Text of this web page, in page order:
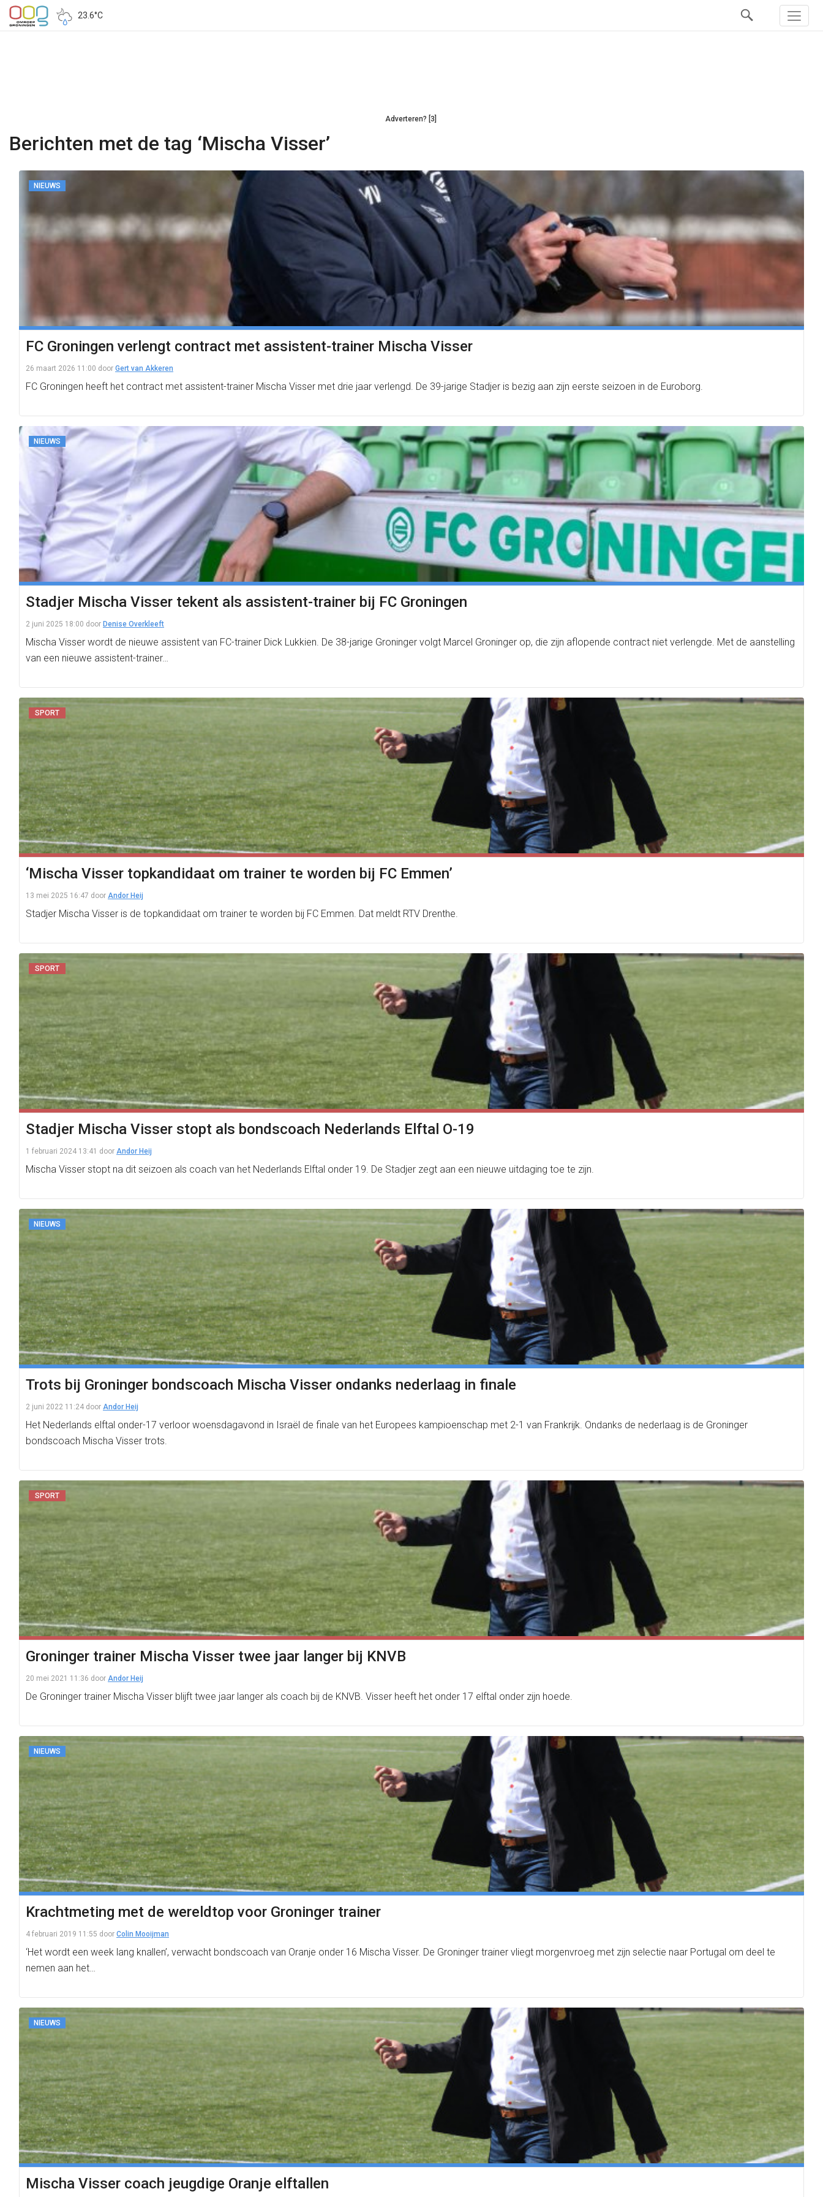
23.6°C
Adverteren? [3]
Berichten met de tag ‘Mischa Visser’
NIEUWS
FC Groningen verlengt contract met assistent-trainer Mischa Visser
26 maart 2026 11:00 door Gert van Akkeren
FC Groningen heeft het contract met assistent-trainer Mischa Visser met drie jaar verlengd. De 39-jarige Stadjer is bezig aan zijn eerste seizoen in de Euroborg.
NIEUWS
Stadjer Mischa Visser tekent als assistent-trainer bij FC Groningen
2 juni 2025 18:00 door Denise Overkleeft
Mischa Visser wordt de nieuwe assistent van FC-trainer Dick Lukkien. De 38-jarige Groninger volgt Marcel Groninger op, die zijn aflopende contract niet verlengde. Met de aanstelling
van een nieuwe assistent-trainer…
SPORT
‘Mischa Visser topkandidaat om trainer te worden bij FC Emmen’
13 mei 2025 16:47 door Andor Heij
Stadjer Mischa Visser is de topkandidaat om trainer te worden bij FC Emmen. Dat meldt RTV Drenthe.
SPORT
Stadjer Mischa Visser stopt als bondscoach Nederlands Elftal O-19
1 februari 2024 13:41 door Andor Heij
Mischa Visser stopt na dit seizoen als coach van het Nederlands Elftal onder 19. De Stadjer zegt aan een nieuwe uitdaging toe te zijn.
NIEUWS
Trots bij Groninger bondscoach Mischa Visser ondanks nederlaag in finale
2 juni 2022 11:24 door Andor Heij
Het Nederlands elftal onder-17 verloor woensdagavond in Israël de finale van het Europees kampioenschap met 2-1 van Frankrijk. Ondanks de nederlaag is de Groninger
bondscoach Mischa Visser trots.
SPORT
Groninger trainer Mischa Visser twee jaar langer bij KNVB
20 mei 2021 11:36 door Andor Heij
De Groninger trainer Mischa Visser blijft twee jaar langer als coach bij de KNVB. Visser heeft het onder 17 elftal onder zijn hoede.
NIEUWS
Krachtmeting met de wereldtop voor Groninger trainer
4 februari 2019 11:55 door Colin Mooijman
‘Het wordt een week lang knallen’, verwacht bondscoach van Oranje onder 16 Mischa Visser. De Groninger trainer vliegt morgenvroeg met zijn selectie naar Portugal om deel te
nemen aan het…
NIEUWS
Mischa Visser coach jeugdige Oranje elftallen